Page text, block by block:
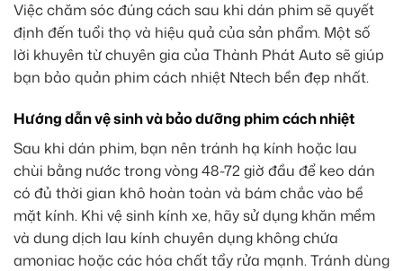
Việc chăm sóc đúng cách sau khi dán phim sẽ quyết
định đến tuổi thọ và hiệu quả của sản phẩm. Một số
lời khuyên từ chuyên gia của Thành Phát Auto sẽ giúp
bạn bảo quản phim cách nhiệt Ntech bền đẹp nhất.
Hướng dẫn vệ sinh và bảo dưỡng phim cách nhiệt
Sau khi dán phim, bạn nên tránh hạ kính hoặc lau
chùi bằng nước trong vòng 48-72 giờ đầu để keo dán
có đủ thời gian khô hoàn toàn và bám chắc vào bề
mặt kính. Khi vệ sinh kính xe, hãy sử dụng khăn mềm
và dung dịch lau kính chuyên dụng không chứa
amoniac hoặc các hóa chất tẩy rửa mạnh. Tránh dùng